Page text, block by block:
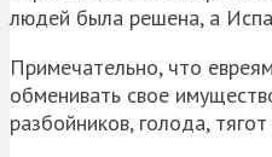
людей была решена, а
Примечательно, что
обменивать свое
разбойников, голода,